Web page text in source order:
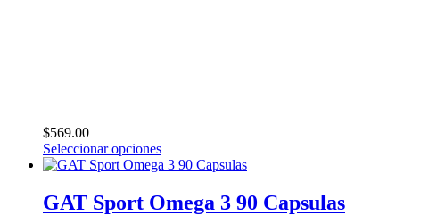
$569.00
Seleccionar opciones
Este
tiene
múltiples
GAT Sport Omega 3 90 Capsulas